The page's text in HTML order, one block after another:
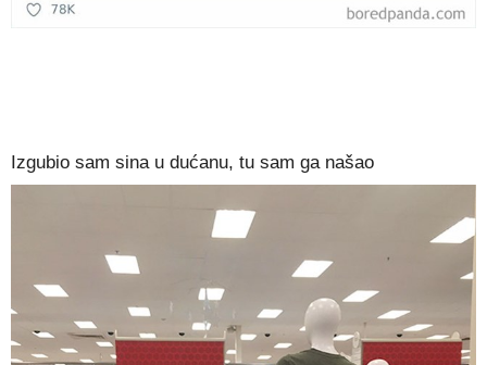
Izgubio sam sina u dućanu, tu sam ga našao